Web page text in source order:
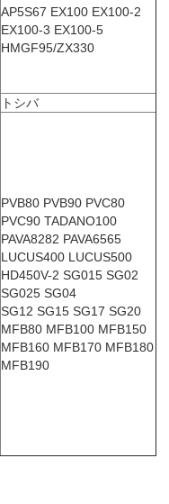
AP5S67 EX100 EX100-2
EX100-3 EX100-5
HMGF95/ZX330
トシバ
PVB80 PVB90 PVC80
PVC90 TADANO100
PAVA8282 PAVA6565
LUCUS400 LUCUS500
HD450V-2 SG015 SG02
SG025 SG04
SG12 SG15 SG17 SG20
MFB80 MFB100 MFB150
MFB160 MFB170 MFB180
MFB190